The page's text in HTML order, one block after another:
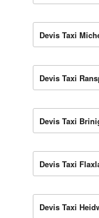
Devis Taxi
Devis Taxi
Devis Taxi
Devis Taxi
Devis Taxi